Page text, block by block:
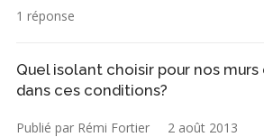
1 réponse
Quel isolant choisir pour nos
dans ces conditions?
Publié par Rémi Fortier 2 août 2013